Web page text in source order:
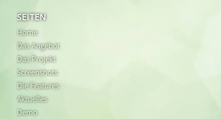
SEITEN
Home
Das Angebot
Das Projekt
Screenshots
Die Features
Aktuelles
Demo